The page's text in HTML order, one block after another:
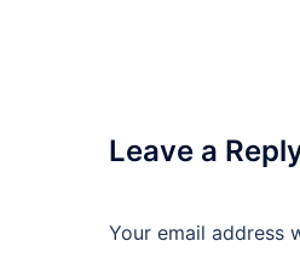
Leave a
Your email address